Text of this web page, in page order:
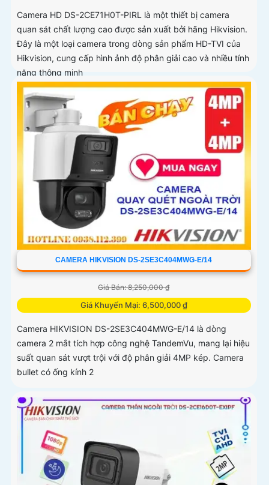
Camera HD DS-2CE71H0T-PIRL là một thiết bị camera
quan sát chất lượng cao được sản xuất bởi hãng Hikvision.
Đây là một loại camera trong dòng sản phẩm HD-TVI của
Hikvision, cung cấp hình ảnh độ phân giải cao và nhiều tính
năng thông minh
CAMERA HIKVISION DS-2SE3C404MWG-E/14
Giá Bán: 8,250,000 ₫
Giá Khuyến Mại: 6,500,000 ₫
Camera HIKVISION DS-2SE3C404MWG-E/14 là dòng
camera 2 mắt tích hợp công nghệ TandemVu, mang lại hiệu
suất quan sát vượt trội với độ phân giải 4MP kép. Camera
bullet có ống kính 2